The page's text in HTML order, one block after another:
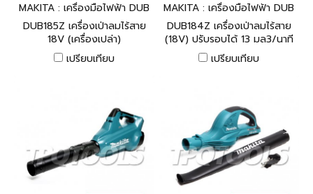
MAKITA : เครื่องมือไฟฟ้า DUB
185Z
DUB185Z เครื่องเป่าลมไร้สาย
18V (เครื่องเปล่า)
เปรียบเทียบ
MAKITA : เครื่องมือไฟฟ้า DUB
184Z
DUB184Z เครื่องเป่าลมไร้สาย
(18V) ปรับรอบได้ 13 มล3/นาที
BL, XPT
เปรียบเทียบ